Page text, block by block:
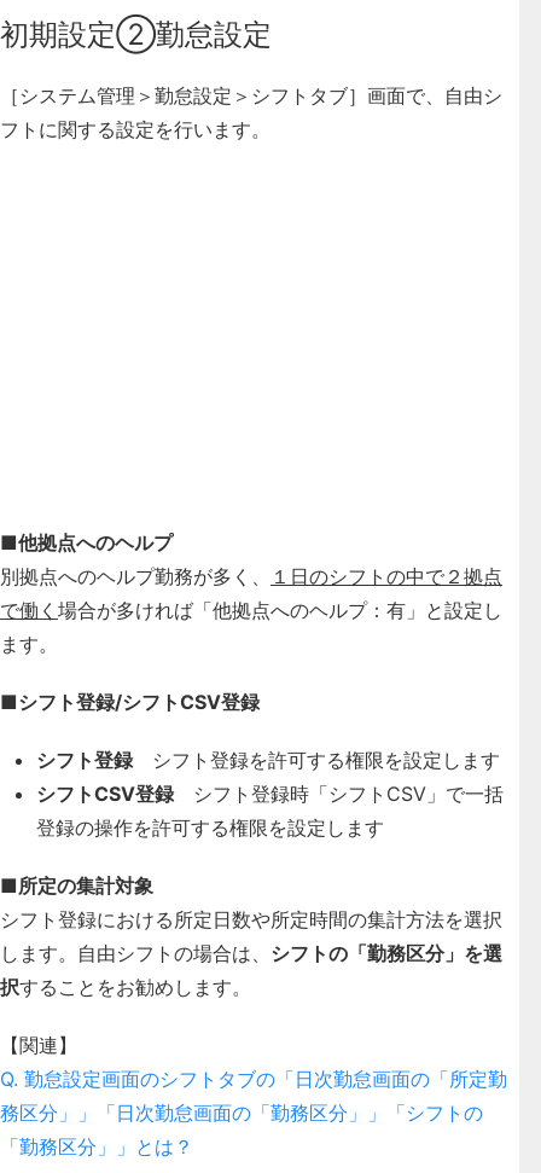
初期設定②勤怠設定
［システム管理＞勤怠設定＞シフトタブ］画面で、自由シ
フトに関する設定を行います。
■他拠点へのヘルプ
別拠点へのヘルプ勤務が多く、
１日のシフトの中で２拠点
で働く 場合が多ければ「他拠点へのヘルプ：有」と設定し
ます。
■シフト登録/シフトCSV登録
シフト登録 シフト登録を許可する権限を設定します
シフトCSV登録 シフト登録時「シフトCSV」で一括
登録の操作を許可する権限を設定します
■所定の集計対象
シフト登録における所定日数や所定時間の集計方法を選択
します。自由シフトの場合は、 シフトの「勤務区分」を選
択することをお勧めします。
【関連】
Q. 勤怠設定画面のシフトタブの「日次勤怠画面の「所定勤
務区分」」「日次勤怠画面の「勤務区分」」「シフトの
「勤務区分」」とは？